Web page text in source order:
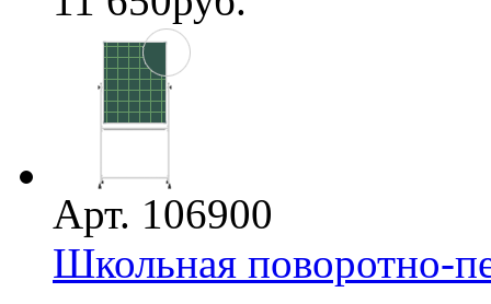
Арт. 106900
Школьная поворотно-